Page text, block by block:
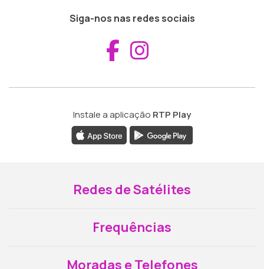
Siga-nos nas redes sociais
Aceder ao
Instale a aplicação RTP Play
Redes de Satélites
Frequências
Moradas e Telefones